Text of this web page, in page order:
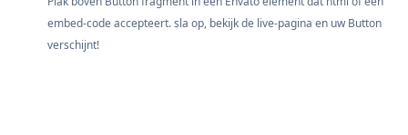
embed-code accepteert. sla op, bekijk de live-pagina en uw Button
verschijnt!